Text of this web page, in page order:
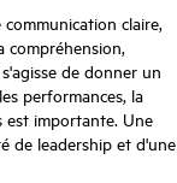
communication claire,
compréhension,
de donner un
performances, la
est importante. Une
de leadership et d'une